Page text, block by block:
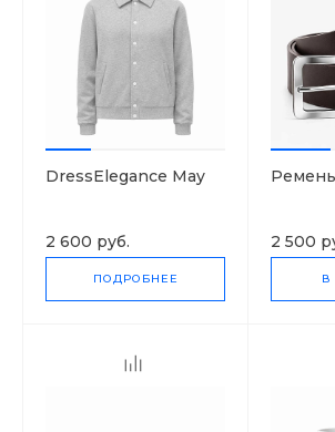
DressElegance May
2 600 руб.
ПОДРОБНЕЕ
Ремень
2 500
В